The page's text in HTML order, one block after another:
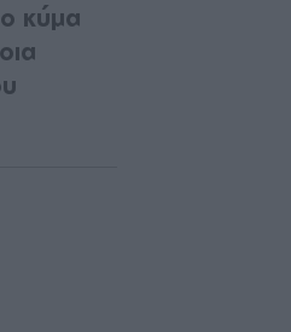
κύμα